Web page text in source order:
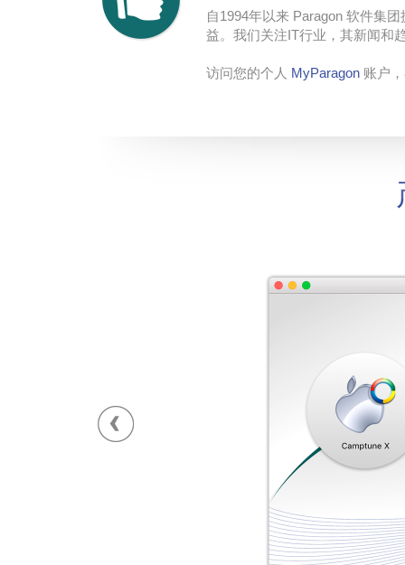
自1994年以来 Paragon 软件集
益。我们关注IT行业，其新闻和
访问您的个人 MyParagon账户，